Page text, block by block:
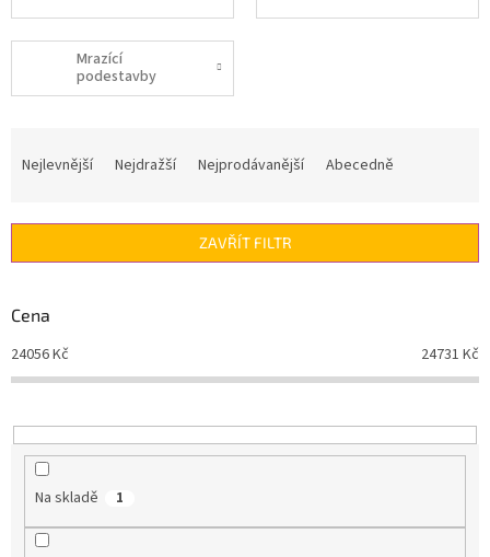
Mrazící
podestavby
í
r
o
d
u
t
ů
Nejlevnější Nejdražší Nejprodávanější Abecedně
ZAVŘÍT FILTR
Cena
24056Kč 24731 Kč
Na skladě 1